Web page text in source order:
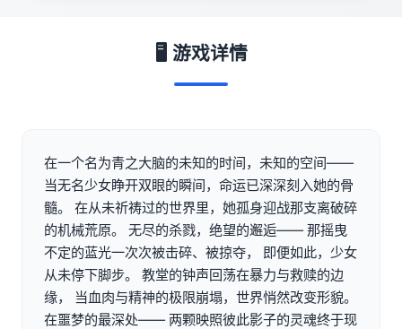
🖥️ 游戏详情
在一个名为青之大脑的未知的时间，未知的空间——
当无名少女睁开双眼的瞬间，命运已深深刻入她的骨
髓。 在从未祈祷过的世界里，她孤身迎战那支离破碎
的机械荒原。 无尽的杀戮，绝望的邂逅—— 那摇曳
不定的蓝光一次次被击碎、被掠夺， 即便如此，少女
从未停下脚步。 教堂的钟声回荡在暴力与救赎的边
缘， 当血肉与精神的极限崩塌，世界悄然改变形貌。
在噩梦的最深处—— 两颗映照彼此影子的灵魂终于现